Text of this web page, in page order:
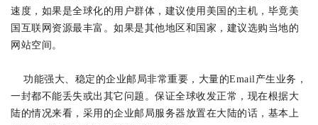
速度，如果是全球化的用户群体，建议使用美国的主机，毕竟美
国互联网资源最丰富。如果是其他地区和国家，建议选购当地的
网站空间。
功能强大、稳定的企业邮局非常重要，大量的Email产生业务，
一封都不能丢失或出其它问题。保证全球收发正常，现在根据大
陆的情况来看，采用的企业邮局服务器放置在大陆的话，基本上